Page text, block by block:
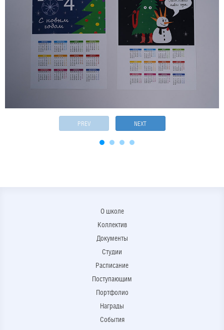
PREV NEXT
О школе
Коллектив
Документы
Студии
Расписание
Поступающим
Портфолио
Награды
События